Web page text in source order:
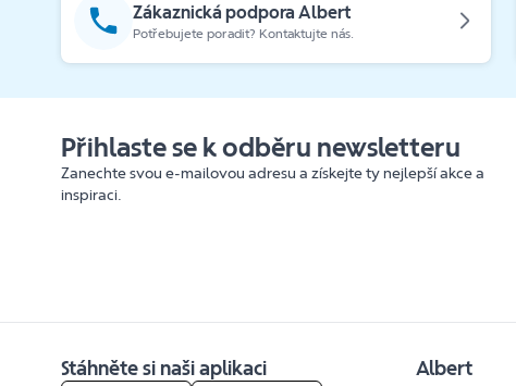
Zákaznická podpora Albert
Potřebujete poradit? Kontaktujte nás.
Přihlaste se k odběru newsletteru
Zanechte svou e-mailovou adresu a získejte ty nejlepší akce a
inspiraci.
Stáhněte si naši aplikaci Albert